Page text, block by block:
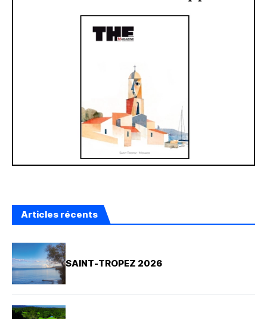
Articles récents
SAINT-TROPEZ 2026